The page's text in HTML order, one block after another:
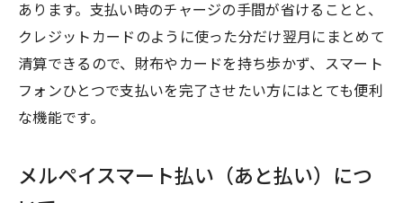
あります。支払い時のチャージの手間が省けることと、
クレジットカードのように使った分だけ翌月にまとめて
清算できるので、財布やカードを持ち歩かず、スマート
フォンひとつで支払いを完了させたい方にはとても便利
な機能です。
メルペイスマート払い（あと払い）につ